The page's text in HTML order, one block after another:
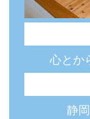
心とか
静